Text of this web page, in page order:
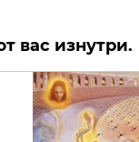
вас изнутри.